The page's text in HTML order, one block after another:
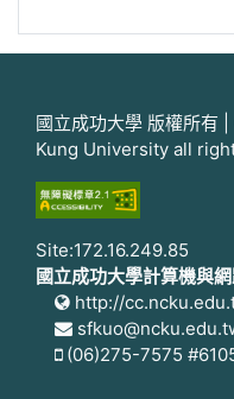
國立成功大學 版權所
Kung University all
Site:172.16.249.85
國立成功大學計算機與
http://
(06)275-7575